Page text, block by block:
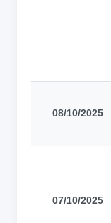
08/10/2025
07/10/2025